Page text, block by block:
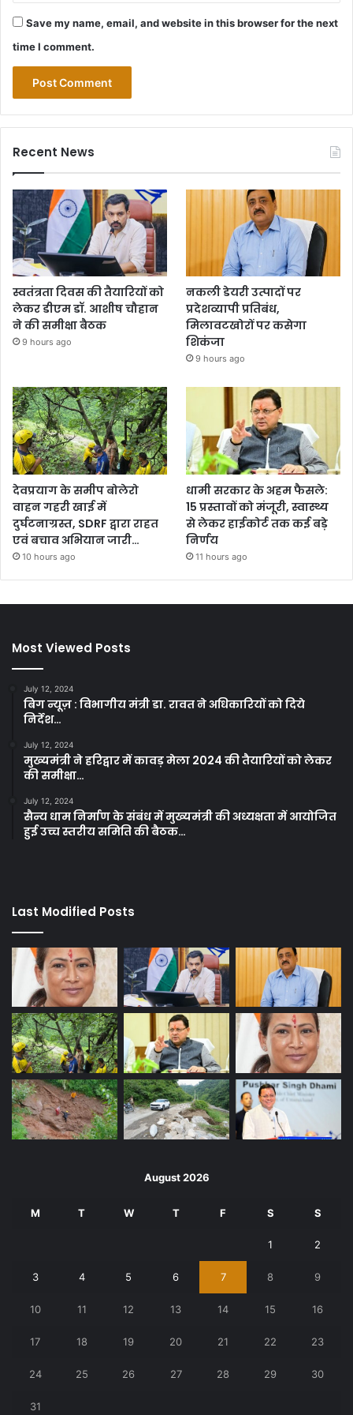
Save my name, email, and website in this browser for the next
time I comment.
Recent News
स्वतंत्रता दिवस की तैयारियों को
लेकर डीएम डॉ. आशीष चौहान
ने की समीक्षा बैठक
9 hours ago
नकली डेयरी उत्पादों पर
प्रदेशव्यापी प्रतिबंध,
मिलावटखोरों पर कसेगा
शिकंजा
9 hours ago
देवप्रयाग के समीप बोलेरो
वाहन गहरी खाई में
दुर्घटनाग्रस्त, SDRF द्वारा राहत
एवं बचाव अभियान जारी…
10 hours ago
धामी सरकार के अहम फैसले:
15 प्रस्तावों को मंजूरी, स्वास्थ्य
से लेकर हाईकोर्ट तक कई बड़े
निर्णय
11 hours ago
Most Viewed Posts
July 12, 2024
बिग न्यूज़ : विभागीय मंत्री डा. रावत ने अधिकारियों को दिये
निर्देश…
July 12, 2024
मुख्यमंत्री ने हरिद्वार में कावड़ मेला 2024 की तैयारियों को लेकर
की समीक्षा…
July 12, 2024
सैन्य धाम निर्माण के संबंध में मुख्यमंत्री की अध्यक्षता में आयोजित
हुई उच्च स्तरीय समिति की बैठक…
Last Modified Posts
August 2026
M T W T F S S
1 2
3 4 5 6 7 8 9
10 11 12 13 14 15 16
17 18 19 20 21 22 23
24 25 26 27 28 29 30
31